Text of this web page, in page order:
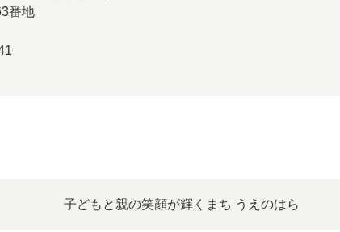
番地
子どもと親の笑顔が輝くまち うえのはら